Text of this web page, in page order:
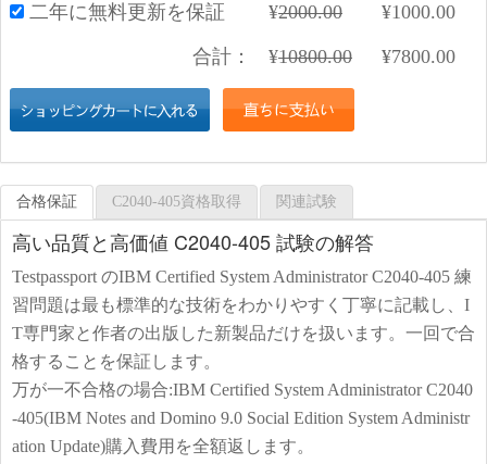
二年に無料更新を保証 ¥2000.00 ¥1000.00
合計： ¥10800.00 ¥7800.00
合格保証 C2040-405資格取得 関連試験
高い品質と高価値 C2040-405 試験の解答
Testpassport のIBM Certified System Administrator C2040-405 練
習問題は最も標準的な技術をわかりやすく丁寧に記載し、I
T専門家と作者の出版した新製品だけを扱います。一回で合
格することを保証します。
万が一不合格の場合:IBM Certified System Administrator C2040
-405(IBM Notes and Domino 9.0 Social Edition System Administr
ation Update)購入費用を全額返します。